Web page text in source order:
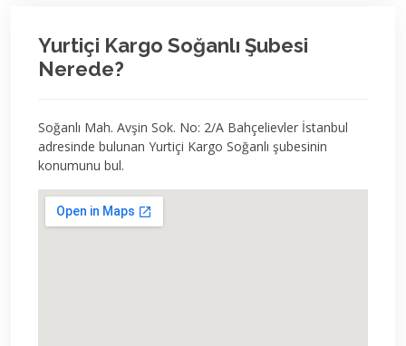
Yurtiçi Kargo Soğanlı Şubesi
Nerede?
Soğanlı Mah. Avşin Sok. No: 2/A Bahçelievler İstanbul
adresinde bulunan Yurtiçi Kargo Soğanlı şubesinin
konumunu bul.